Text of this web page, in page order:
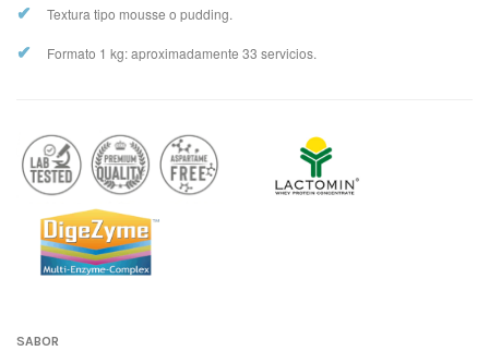
✔ Textura tipo mousse o pudding.
✔ Formato 1 kg: aproximadamente 33 servicios.
SABOR